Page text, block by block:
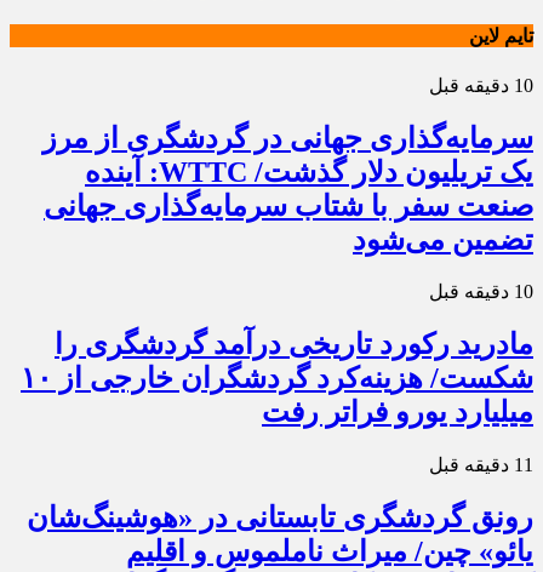
تایم لاین
10 دقیقه قبل
سرمایه‌گذاری جهانی در گردشگری از مرز
یک تریلیون دلار گذشت/ WTTC: آینده
صنعت سفر با شتاب سرمایه‌گذاری جهانی
تضمین می‌شود
10 دقیقه قبل
مادرید رکورد تاریخی درآمد گردشگری را
شکست/ هزینه‌کرد گردشگران خارجی از ۱۰
میلیارد یورو فراتر رفت
11 دقیقه قبل
رونق گردشگری تابستانی در «هوشینگ‌شان
یائو» چین/ میراث ناملموس و اقلیم